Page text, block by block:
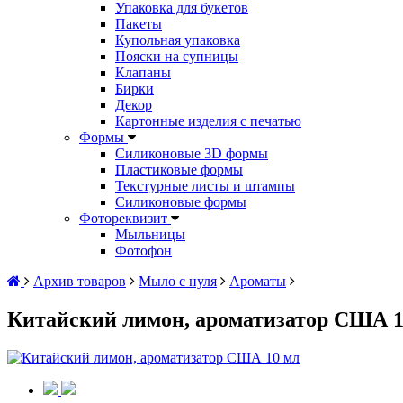
Упаковка для букетов
Пакеты
Купольная упаковка
Пояски на супницы
Клапаны
Бирки
Декор
Картонные изделия с печатью
Формы
Силиконовые 3D формы
Пластиковые формы
Текстурные листы и штампы
Силиконовые формы
Фотореквизит
Мыльницы
Фотофон
Архив товаров
Мыло с нуля Ароматы
Китайский лимон, ароматизатор США